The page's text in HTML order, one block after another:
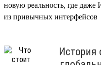
новую реальность, где
из привычных интерфейсов
История